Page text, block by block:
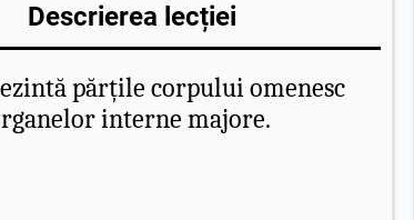
Descrierea lecției
părțile corpului omenesc
interne majore.